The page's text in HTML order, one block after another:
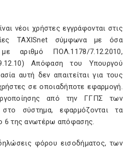
νέοι χρήστες εγγράφονται στις
TAXISnet σύμφωνα με όσα
αριθμό ΠΟΛ.1178/7.12.2010,
Απόφαση του Υπουργού
αυτή δεν απαιτείται για τους
σε οποιαδήποτε εφαρμογή.
από την ΓΓΠΣ των
σύστημα, εφαρμόζονται τα
6 της ανωτέρω απόφασης.
φόρου εισοδήματος, των